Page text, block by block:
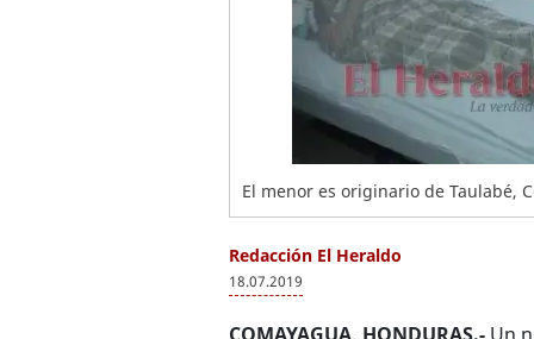
El menor es originario de Taulabé,
Redacción El Heraldo
18.07.2019